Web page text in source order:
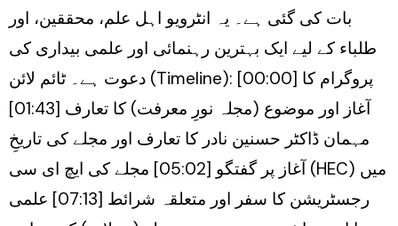
بات کی گئی ہے۔ یہ انٹرویو اہل علم، محققین، اور
طلباء کے لیے ایک بہترین رہنمائی اور علمی بیداری کی
دعوت ہے۔ ٹائم لائن (Timeline): [00:00] پروگرام کا
آغاز اور موضوع (مجلہ نورِ معرفت) کا تعارف [01:43]
مہمان ڈاکٹر حسنین نادر کا تعارف اور مجلے کی تاریخِ
آغاز پر گفتگو [05:02] مجلے کی ایچ ای سی (HEC) میں
رجسٹریشن کا سفر اور متعلقہ شرائط [07:13] علمی